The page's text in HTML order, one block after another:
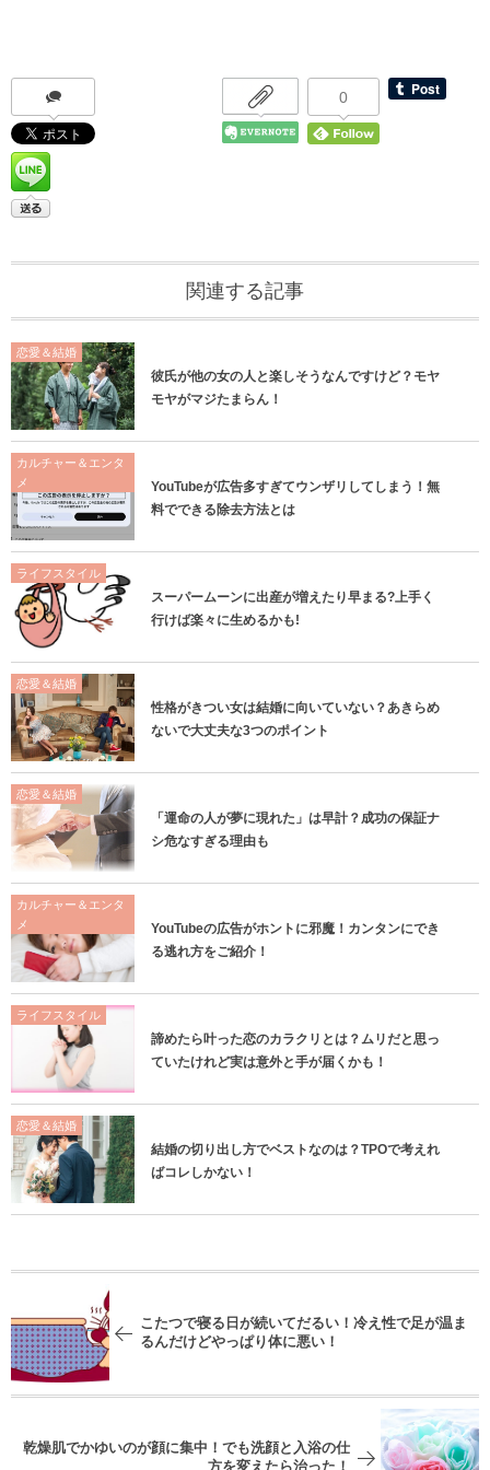
0
関連する記事
恋愛＆結婚
彼氏が他の女の人と楽しそうなんですけど？モヤ
モヤがマジたまらん！
カルチャー＆エンタ
メ
YouTubeが広告多すぎてウンザリしてしまう！無
料でできる除去方法とは
ライフスタイル
スーパームーンに出産が増えたり早まる?上手く
行けば楽々に生めるかも!
恋愛＆結婚
性格がきつい女は結婚に向いていない？あきらめ
ないで大丈夫な3つのポイント
恋愛＆結婚
「運命の人が夢に現れた」は早計？成功の保証ナ
シ危なすぎる理由も
カルチャー＆エンタ
メ
YouTubeの広告がホントに邪魔！カンタンにでき
る逃れ方をご紹介！
ライフスタイル
諦めたら叶った恋のカラクリとは？ムリだと思っ
ていたけれど実は意外と手が届くかも！
恋愛＆結婚
結婚の切り出し方でベストなのは？TPOで考えれ
ばコレしかない！
こたつで寝る日が続いてだるい！冷え性で足が温ま
るんだけどやっぱり体に悪い！
乾燥肌でかゆいのが顔に集中！でも洗顔と入浴の仕
方を変えたら治った！